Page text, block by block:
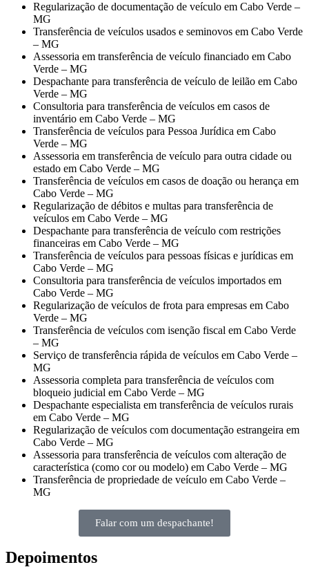
Regularização de documentação de veículo em Cabo Verde –
MG
Transferência de veículos usados e seminovos em Cabo Verde
– MG
Assessoria em transferência de veículo financiado em Cabo
Verde – MG
Despachante para transferência de veículo de leilão em Cabo
Verde – MG
Consultoria para transferência de veículos em casos de
inventário em Cabo Verde – MG
Transferência de veículos para Pessoa Jurídica em Cabo
Verde – MG
Assessoria em transferência de veículo para outra cidade ou
estado em Cabo Verde – MG
Transferência de veículos em casos de doação ou herança em
Cabo Verde – MG
Regularização de débitos e multas para transferência de
veículos em Cabo Verde – MG
Despachante para transferência de veículo com restrições
financeiras em Cabo Verde – MG
Transferência de veículos para pessoas físicas e jurídicas em
Cabo Verde – MG
Consultoria para transferência de veículos importados em
Cabo Verde – MG
Regularização de veículos de frota para empresas em Cabo
Verde – MG
Transferência de veículos com isenção fiscal em Cabo Verde
– MG
Serviço de transferência rápida de veículos em Cabo Verde –
MG
Assessoria completa para transferência de veículos com
bloqueio judicial em Cabo Verde – MG
Despachante especialista em transferência de veículos rurais
em Cabo Verde – MG
Regularização de veículos com documentação estrangeira em
Cabo Verde – MG
Assessoria para transferência de veículos com alteração de
característica (como cor ou modelo) em Cabo Verde – MG
Transferência de propriedade de veículo em Cabo Verde –
MG
Falar com um despachante!
Depoimentos